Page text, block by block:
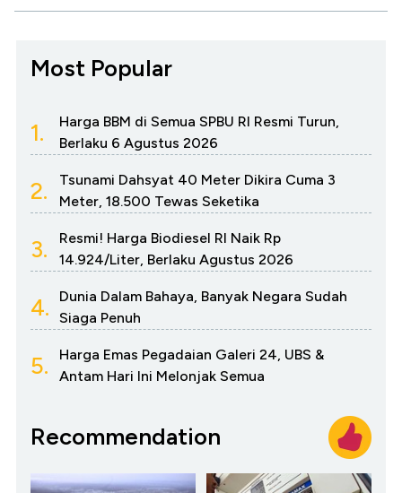
Most Popular
1.
Harga BBM di Semua SPBU RI Resmi Turun,
Berlaku 6 Agustus 2026
2.
Tsunami Dahsyat 40 Meter Dikira Cuma 3
Meter, 18.500 Tewas Seketika
3.
Resmi! Harga Biodiesel RI Naik Rp
14.924/Liter, Berlaku Agustus 2026
4.
Dunia Dalam Bahaya, Banyak Negara Sudah
Siaga Penuh
5.
Harga Emas Pegadaian Galeri 24, UBS &
Antam Hari Ini Melonjak Semua
Recommendation